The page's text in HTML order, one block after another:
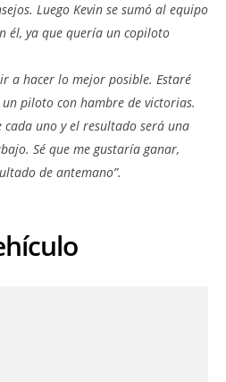
Luego Kevin se sumó al equipo
él, ya que quería un copiloto
a hacer lo mejor posible. Estaré
piloto con hambre de victorias.
uno y el resultado será una
Sé que me gustaría ganar,
de antemano”.